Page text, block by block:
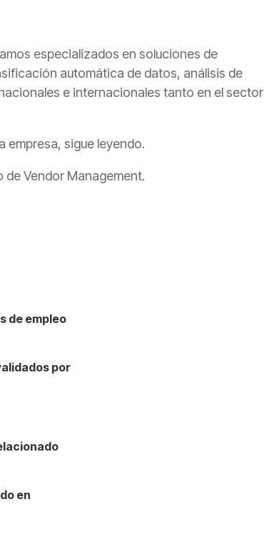
especializados en soluciones de
automática de datos, análisis de
e internacionales tanto en el sector
empresa, sigue leyendo.
Vendor Management.
de empleo
por
en